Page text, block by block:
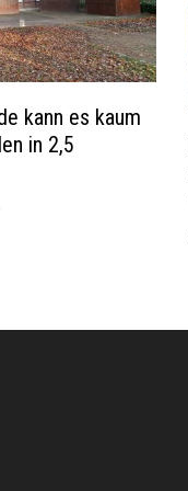
kann es kaum
in 2,5